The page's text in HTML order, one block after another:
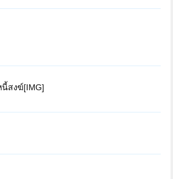
สงฆ์[IMG]